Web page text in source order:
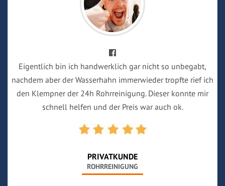
Eigentlich bin ich handwerklich gar nicht so unbegabt,
nachdem aber der Wasserhahn immerwieder tropfte rief ich
den Klempner der 24h Rohrreinigung. Dieser konnte mir
schnell helfen und der Preis war auch ok.
PRIVATKUNDE
ROHRREINIGUNG